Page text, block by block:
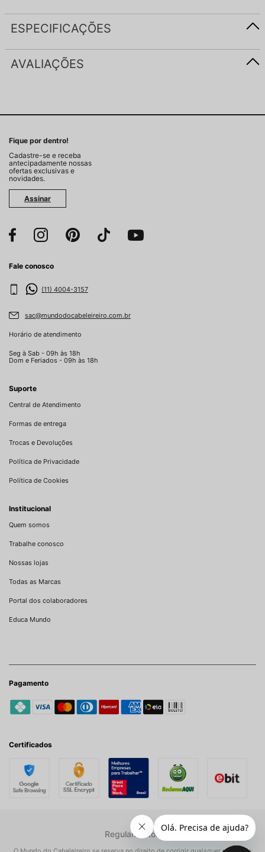
ESPECIFICAÇÕES
AVALIAÇÕES
Fique por dentro!
Cadastre-se e receba
antecipadamente nossas
ofertas exclusivas e
novidades.
Assinar
Fale conosco
(11) 4004-3157
sac@mundodocabeleireiro.com.br
Horário de atendimento
Seg à Sab - 09h às 18h
Dom e Feriados - 09h às 18h
Suporte
Central de Atendimento
Formas de entrega
Trocas e Devoluções
Política de Privacidade
Política de Cookies
Institucional
Quem somos
Trabalhe conosco
Nossas lojas
Todas as Marcas
Portal dos colaboradores
Educa Mundo
Pagamento
Certificados
Regulamentos